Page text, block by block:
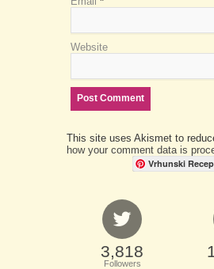
Website
This site uses Akismet to
how your comment data is
Vrhunski
3,818
Followers